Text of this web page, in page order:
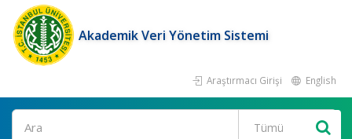
Akademik Veri Yönetim Sistemi
Araştırmacı Girişi English
Ara